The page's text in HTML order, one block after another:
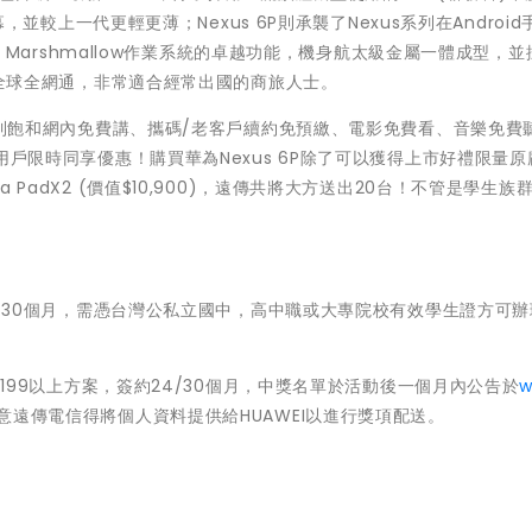
並較上一代更輕更薄；Nexus 6P則承襲了Nexus系列在Android
作業系統的卓越功能，機身航太級金屬一體成型，並
全網通，非常適合經常出國的商旅人士。
和網內免費講、攜碼/老客戶續約免預繳、電影免費看、音樂免費
限時同享優惠！購買華為Nexus 6P除了可以獲得上市好禮限量原
PadX2 (價值$10,900)，遠傳共將大方送出20台！不管是學生族
個月，需憑台灣公私立國中，高中職或大專院校有效學生證方可
以上方案，簽約24/30個月，中獎名單於活動後一個月內公告於
傳電信得將個人資料提供給HUAWEI以進行獎項配送。